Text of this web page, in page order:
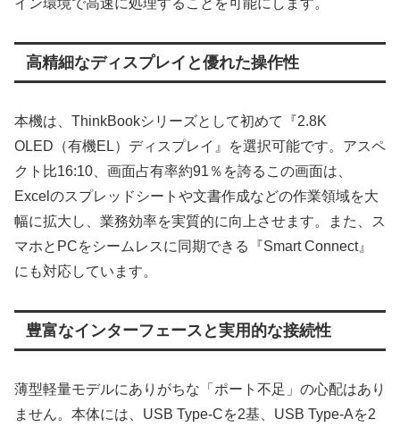
イン環境で高速に処理することを可能にします。
高精細なディスプレイと優れた操作性
本機は、ThinkBookシリーズとして初めて『2.8K
OLED（有機EL）ディスプレイ』を選択可能です。アスペ
クト比16:10、画面占有率約91％を誇るこの画面は、
Excelのスプレッドシートや文書作成などの作業領域を大
幅に拡大し、業務効率を実質的に向上させます。また、ス
マホとPCをシームレスに同期できる『Smart Connect』
にも対応しています。
豊富なインターフェースと実用的な接続性
薄型軽量モデルにありがちな「ポート不足」の心配はあり
ません。本体には、USB Type-Cを2基、USB Type-Aを2